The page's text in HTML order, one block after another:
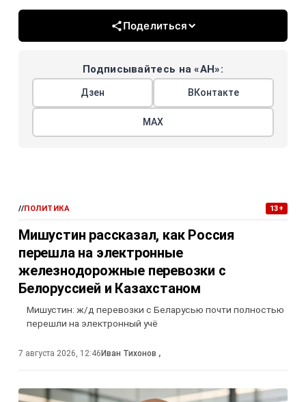
Поделиться
Подписывайтесь на «АН»:
Дзен ВКонтакте
МАХ
//ПОЛИТИКА 13+
Мишустин рассказал, как Россия
перешла на электронные
железнодорожные перевозки с
Белоруссией и Казахстаном
Мишустин: ж/д перевозки с Беларусью почти полностью
перешли на электронный учё
7 августа 2026, 12:46 Иван Тихонов ,